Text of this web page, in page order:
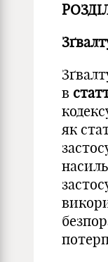
в
як